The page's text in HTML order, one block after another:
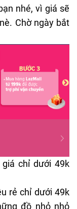
nhé, vì giá sẽ
Chờ ngày bắt
giá chỉ dưới 49k
rẻ chỉ dưới 49k
đồ nhỏ nhỏ